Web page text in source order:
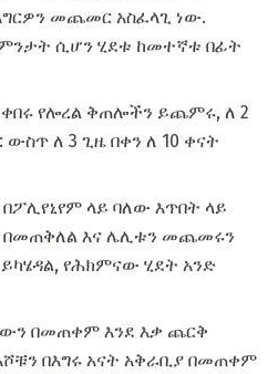
መጨመር አስፈላጊ ነው.
ሲሆን ሂደቱ ከመተኛቱ በፊት
የሎረል ቅጠሎችን ይጨምሩ, ለ 2
ለ 3 ጊዜ በቀን ለ 10 ቀናት
ላይ ባለው እጥበት ላይ
በመጠቅለል እና ሌሊቱን መጨመሩን
የሕክምናው ሂደት አንድ
በመጠቀም እንደ እቃ ጨርቅ
በእግሩ አናት አቅራቢያ በመጠቀም